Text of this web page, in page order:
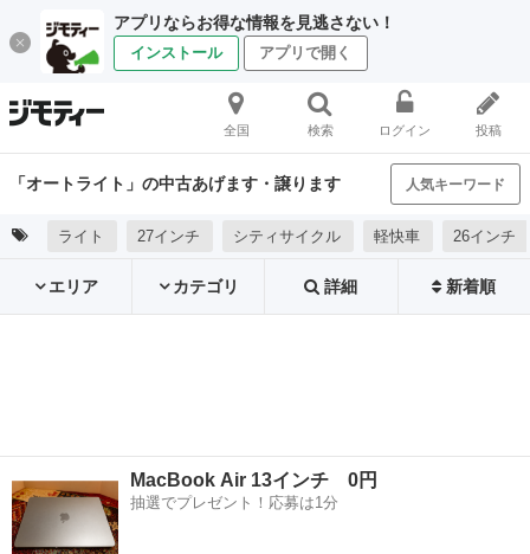
アプリならお得な情報を見逃さない！
インストール アプリで開く
全国 検索 ログイン 投稿
「オートライト」の中古あげます・譲ります 人気キーワード
ライト 27インチ シティサイクル 軽快車 26インチ
エリア カテゴリ 詳細 新着順
MacBook Air 13インチ 0円
抽選でプレゼント！応募は1分